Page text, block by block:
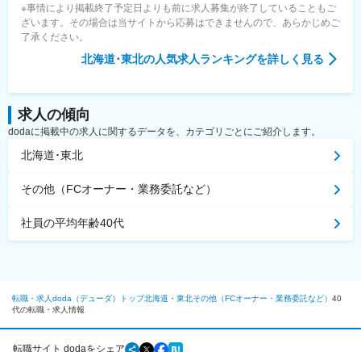
※事情により掲載終了予定日よりも前に求人募集が終了していることもご
ざいます。その場合は当サイトから応募はできませんので、あらかじめご
了承ください。
北海道･東北の人気求人ランキングを詳しく見る
求人の傾向
dodaに掲載中の求人に関するデータを、カテゴリごとにご紹介します。
北海道･東北
その他（FCオーナー・業務委託など）
社員の平均年齢40代
転職・求人doda（デューダ）トップ北海道 東北その他（FCオーナー・業務委託など） 40
代の転職・求人情報
転職サイト dodaをシェア